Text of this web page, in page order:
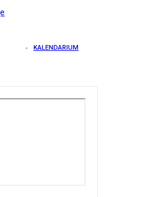
KALENDARIUM